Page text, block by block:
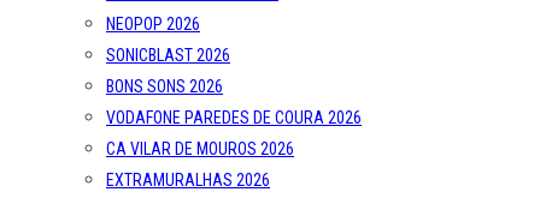
NEOPOP 2026
SONICBLAST 2026
BONS SONS 2026
VODAFONE PAREDES DE COURA 2026
CA VILAR DE MOUROS 2026
EXTRAMURALHAS 2026